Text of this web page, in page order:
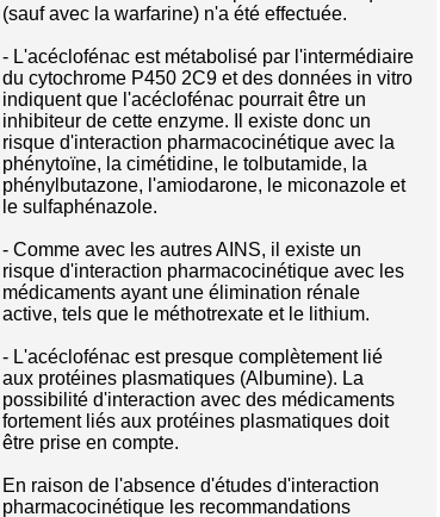
(sauf avec la warfarine) n'a été effectuée.
- L'acéclofénac est métabolisé par l'intermédiaire
du cytochrome P450 2C9 et des données in vitro
indiquent que l'acéclofénac pourrait être un
inhibiteur de cette enzyme. Il existe donc un
risque d'interaction pharmacocinétique avec la
phénytoïne, la cimétidine, le tolbutamide, la
phénylbutazone, l'amiodarone, le miconazole et
le sulfaphénazole.
- Comme avec les autres AINS, il existe un
risque d'interaction pharmacocinétique avec les
médicaments ayant une élimination rénale
active, tels que le méthotrexate et le lithium.
- L'acéclofénac est presque complètement lié
aux protéines plasmatiques (Albumine). La
possibilité d'interaction avec des médicaments
fortement liés aux protéines plasmatiques doit
être prise en compte.
En raison de l'absence d'études d'interaction
pharmacocinétique les recommandations